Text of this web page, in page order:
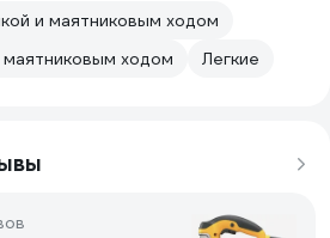
и маятниковым ходом
ходом
Легкие